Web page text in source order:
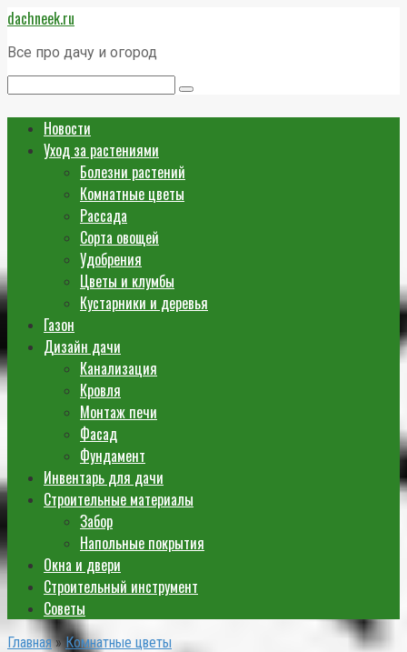
Перейти
к
контенту
dachneek.ru
Все про дачу и огород
Новости
Уход за растениями
Болезни растений
Комнатные цветы
Рассада
Сорта овощей
Удобрения
Цветы и клумбы
Кустарники и деревья
Газон
Дизайн дачи
Канализация
Кровля
Монтаж печи
Фасад
Фундамент
Инвентарь для дачи
Строительные материалы
Забор
Напольные покрытия
Окна и двери
Строительный инструмент
Советы
Главная » Комнатные цветы